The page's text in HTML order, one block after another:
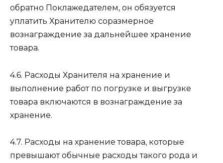
обратно Поклажедателем, он обязуется
уплатить Хранителю соразмерное
вознаграждение за дальнейшее хранение
товара.
4.6. Расходы Хранителя на хранение и
выполнение работ по погрузке и выгрузке
товара включаются в вознаграждение за
хранение.
4.7. Расходы на хранение товара, которые
превышают обычные расходы такого рода и